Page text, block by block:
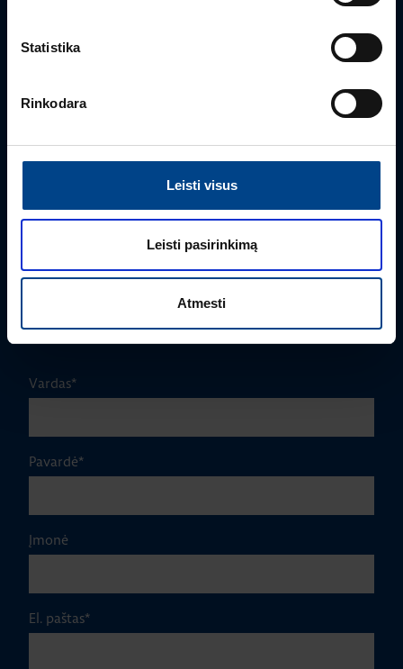
Statistika
Rinkodara
Leisti visus
Leisti pasirinkimą
Atmesti
PRODUKTO VADOVAS
Edmas Nausėdas
edmas.nausedas@utugroup.com
Vardas*
Pavardė*
Įmonė
El. paštas*